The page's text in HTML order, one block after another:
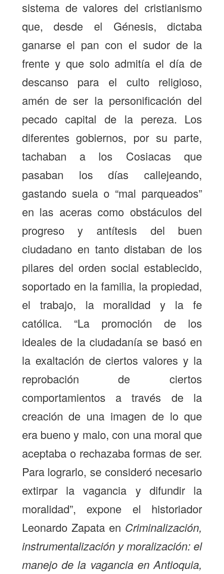
sistema de valores del cristianismo
que, desde el Génesis, dictaba
ganarse el pan con el sudor de la
frente y que solo admitía el día de
descanso para el culto religioso,
amén de ser la personificación del
pecado capital de la pereza. Los
diferentes gobiernos, por su parte,
tachaban a los Cosiacas que
pasaban los días callejeando,
gastando suela o “mal parqueados”
en las aceras como obstáculos del
progreso y antítesis del buen
ciudadano en tanto distaban de los
pilares del orden social establecido,
soportado en la familia, la propiedad,
el trabajo, la moralidad y la fe
católica. “La promoción de los
ideales de la ciudadanía se basó en
la exaltación de ciertos valores y la
reprobación de ciertos
comportamientos a través de la
creación de una imagen de lo que
era bueno y malo, con una moral que
aceptaba o rechazaba formas de ser.
Para lograrlo, se consideró necesario
extirpar la vagancia y difundir la
moralidad”, expone el historiador
Leonardo Zapata en Criminalización,
instrumentalización y moralización: el
manejo de la vagancia en Antioquia,